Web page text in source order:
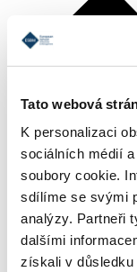
Tato webová
K personalizaci
sociálních médií
soubory cookie.
sdílíme se svými
analýzy. Partneři
dalšími
získali v důsledku